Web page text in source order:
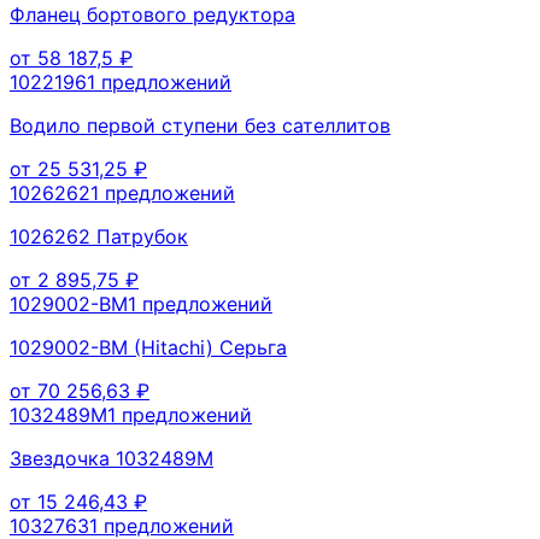
Фланец бортового редуктора
от 58 187,5 ₽
10221961 предложений
Водило первой ступени без сателлитов
от 25 531,25 ₽
10262621 предложений
1026262 Патрубок
от 2 895,75 ₽
1029002-BM1 предложений
1029002-BM (Hitachi) Серьга
от 70 256,63 ₽
1032489M1 предложений
Звездочка 1032489M
от 15 246,43 ₽
10327631 предложений